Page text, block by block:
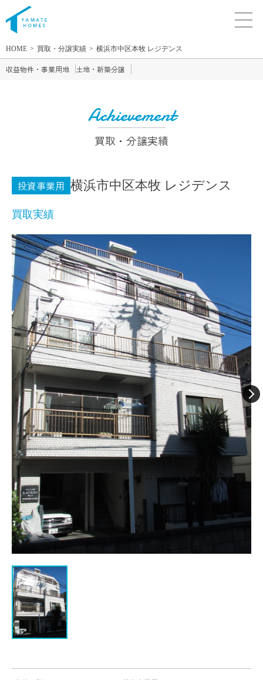
HOME 買取・分譲実績 横浜市中区本牧 レジデンス
Achievement
買取・分譲実績
投資事業用 横浜市中区本牧 レジデンス
買取実績
収益物件・事業用地 土地・新築分譲